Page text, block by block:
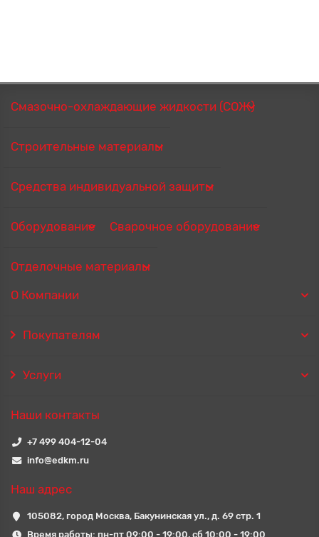
Смазочно-охлаждающие жидкости (СОЖ)
Строительные материалы
Средства индивидуальной защиты
Оборудование Сварочное оборудование
Отделочные материалы
О Компании
Покупателям
Услуги
Наши контакты
+7 499 404-12-04
info@edkm.ru
Наш адрес
105082, город Москва, Бакунинская ул., д. 69 стр. 1
Время работы: пн-пт 09:00 - 19:00, сб 10:00 - 19:00